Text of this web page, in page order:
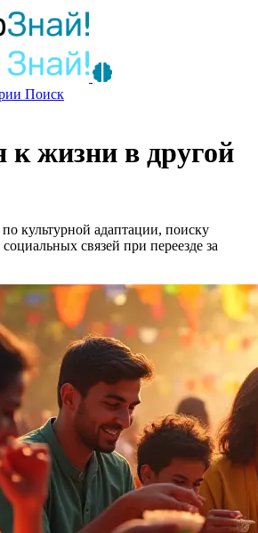
Поиск
к жизни в другой
культурной адаптации, поиску
связей при переезде за